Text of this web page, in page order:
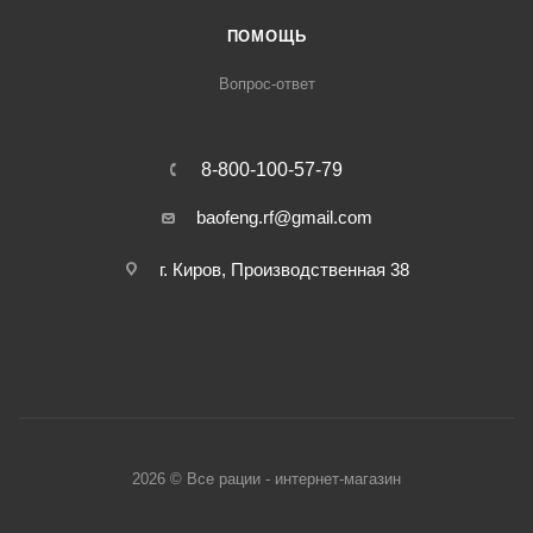
ПОМОЩЬ
Вопрос-ответ
8-800-100-57-79
baofeng.rf@gmail.com
г. Киров, Производственная 38
2026 © Все рации - интернет-магазин